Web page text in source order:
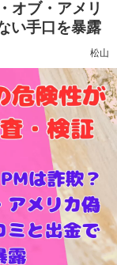
オブ・アメリ
い手口を暴露
松山